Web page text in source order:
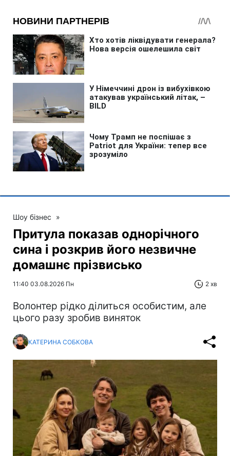
Шоу бізнес »
Притула показав однорічного
сина і розкрив його незвичне
домашнє прізвисько
11:40 03.08.2026 Пн 2 хв
Волонтер рідко ділиться особистим, але
цього разу зробив виняток
КАТЕРИНА СОБКОВА